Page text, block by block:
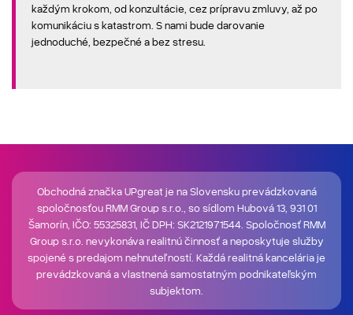
každým krokom, od konzultácie, cez prípravu zmluvy, až po
komunikáciu s katastrom. S nami bude darovanie
jednoduché, bezpečné a bez stresu.
Obchodná značka UPgreat je na Slovensku prevádzkovaná
spoločnosťou RMM Group s.r.o., so sídlom Hubová 13, 931 01
Šamorín, IČO: 55325831, IČ DPH: SK2121971544. Spoločnosť RMM
Group s.r.o. nevykonáva realitnú činnosť a neposkytuje služby
spojené s predajom nehnuteľností. Každá realitná kancelária je
prevádzkovaná a vlastnená samostatným podnikateľským
subjektom.